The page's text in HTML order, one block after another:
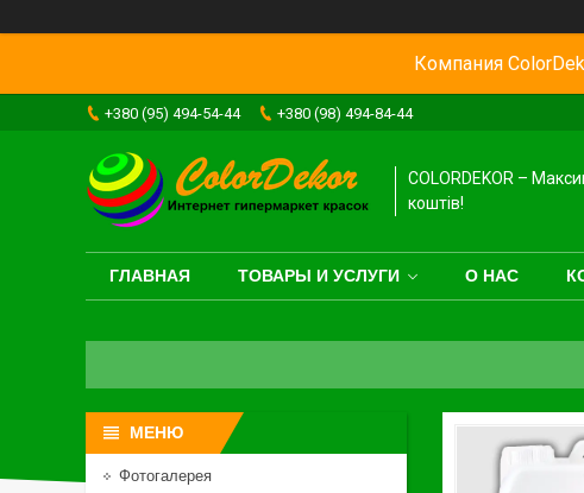
Компания
+380 (95) 494-54-44 +380 (98) 494-84-44
COLORDEKOR –
коштів!
ГЛАВНАЯ ТОВАРЫ И УСЛУГИ О НАС
Фотогалерея